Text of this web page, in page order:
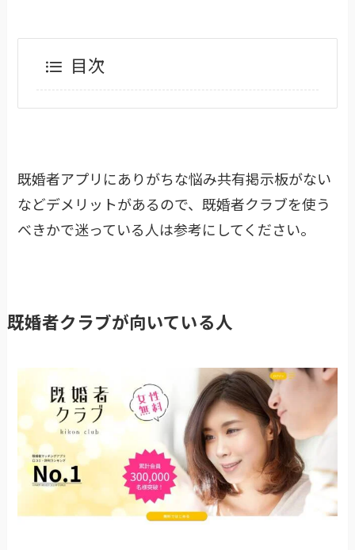
目次
既婚者アプリにありがちな悩み共有掲示板がない
などデメリットがあるので、既婚者クラブを使う
べきかで迷っている人は参考にしてください。
既婚者クラブが向いている人